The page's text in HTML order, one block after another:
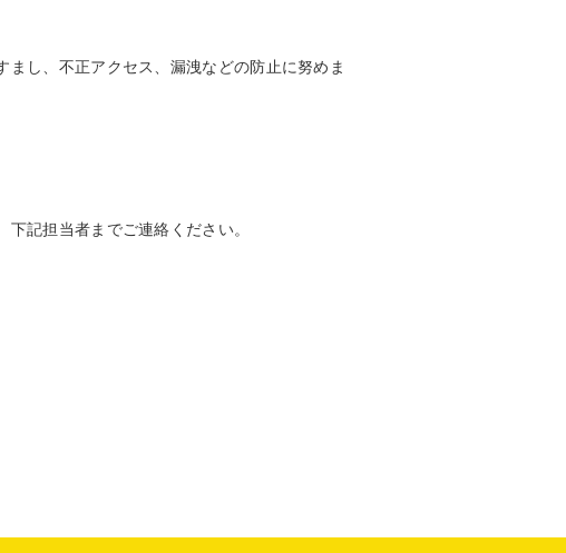
し、不正アクセス、漏洩などの防止に努めま
記担当者までご連絡ください。